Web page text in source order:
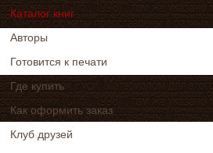
Каталог книг
Авторы
Готовится к печати
Где купить
Как оформить заказ
Клуб друзей